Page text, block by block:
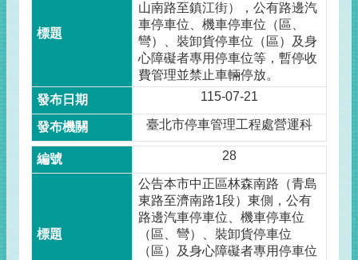
山南路至鎮江街），公有路邊汽
車停車位、機車停車位（區、
彎）、裝卸貨停車位（區）及身
心障礙者專用停車位等，暫停收
費管理並禁止車輛停放。
115-07-21
臺北市停車管理工程處營運科
28
公告本市中正區林森南路（青島
東路至濟南路1段）東側，公有
路邊汽車停車位、機車停車位
（區、彎）、裝卸貨停車位
（區）及身心障礙者專用停車位